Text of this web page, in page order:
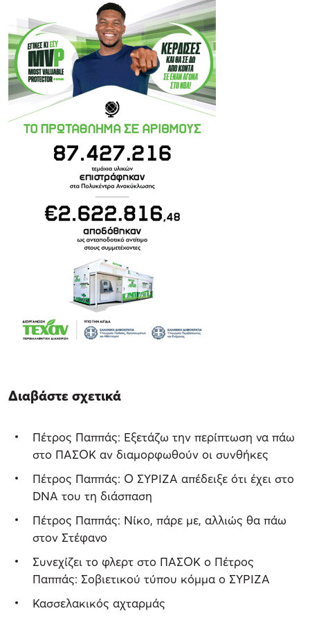
Διαβάστε σχετικά
Πέτρος Παππάς: Εξετάζω την περίπτωση να πάω
στο ΠΑΣΟΚ αν διαμορφωθούν οι συνθήκες
Πέτρος Παππάς: Ο ΣΥΡΙΖΑ απέδειξε ότι έχει στο
DNA του τη διάσπαση
Πέτρος Παππάς: Νίκο, πάρε με, αλλιώς θα πάω
στον Στέφανο
Συνεχίζει το φλερτ στο ΠΑΣΟΚ ο Πέτρος
Παππάς: Σοβιετικού τύπου κόμμα ο ΣΥΡΙΖΑ
Κασσελακικός αχταρμάς